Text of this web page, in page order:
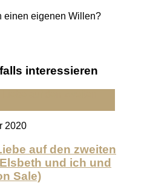
einen eigenen Willen?
interessieren
2020
auf den zweiten
und ich und
Sale)